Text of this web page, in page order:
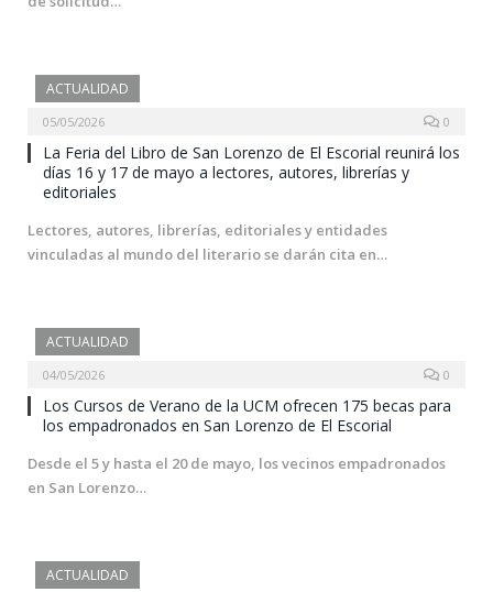
ACTUALIDAD
05/05/2026 0
La Feria del Libro de San Lorenzo de El Escorial reunirá los
días 16 y 17 de mayo a lectores, autores, librerías y
editoriales
Lectores, autores, librerías, editoriales y entidades
vinculadas al mundo del literario se darán cita en…
ACTUALIDAD
04/05/2026 0
Los Cursos de Verano de la UCM ofrecen 175 becas para
los empadronados en San Lorenzo de El Escorial
Desde el 5 y hasta el 20 de mayo, los vecinos empadronados
en San Lorenzo…
ACTUALIDAD